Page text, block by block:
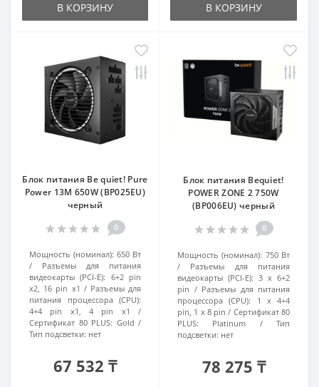
В КОРЗИНУ В КОРЗИНУ
Блок питания Be quiet! Pure
Power 13M 650W (BP025EU)
черный
0
Мощность (номинал): 650 Вт
Разъемы для питания
видеокарты (PCI-E): 6+2 pin
x2, 16 pin x1
Разъемы для
питания процессора (CPU):
4+4 pin x1, 4 pin x1
Сертификат 80 PLUS: Gold
Тип подсветки: нет
67 532 ₸
Блок питания Bequiet!
POWER ZONE 2 750W
(BP006EU) черный
0
Мощность (номинал): 750 Вт
Разъемы для питания
видеокарты (PCI-E): 3 x 6+2
pin
Разъемы для питания
процессора (CPU):
1 x 4+4
pin, 1 x 8 pin
Сертификат 80
PLUS:
Platinum
Тип
подсветки: нет
78 275 ₸